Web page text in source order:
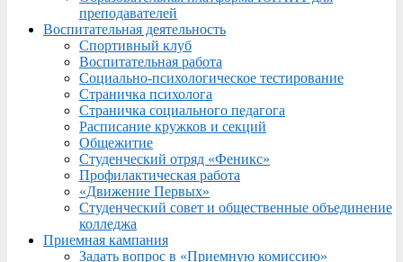
преподавателей
Воспитательная деятельность
Спортивный клуб
Воспитательная работа
Социально-психологическое тестирование
Страничка психолога
Страничка социального педагога
Расписание кружков и секций
Общежитие
Студенческий отряд «Феникс»
Профилактическая работа
«Движение Первых»
Студенческий совет и общественные объединение
колледжа
Приемная кампания
Задать вопрос в «Приемную комиссию»